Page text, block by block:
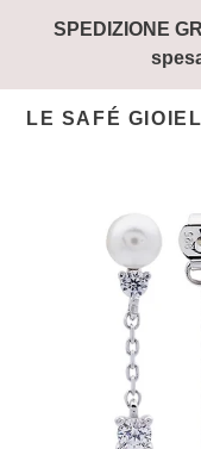
direttamente
SPEDIZIONE
LE SAFÉ